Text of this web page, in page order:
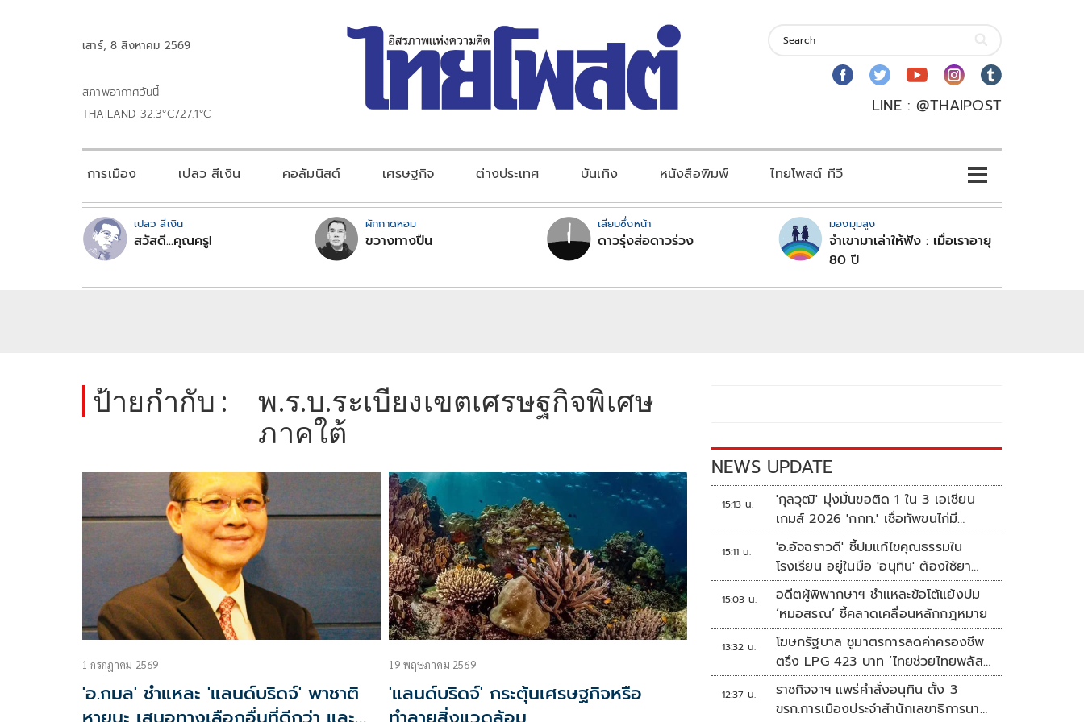
เสาร์, 8 สิงหาคม 2569
สภาพอากาศวันนี้
THAILAND 32.3°C/27.1°C
LINE : @THAIPOST
การเมือง เปลว สีเงิน คอลัมนิสต์ เศรษฐกิจ ต่างประเทศ บันเทิง หนังสือพิมพ์ ไทยโพสต์ ทีวี
เปลว สีเงิน
สวัสดี...คุณครู!
ผักกาดหอม
ขวางทางปืน
เสียบซึ่งหน้า
ดาวรุ่งส่อดาวร่วง
มองมุมสูง
จำเขามาเล่าให้ฟัง : เมื่อเราอายุ
80 ปี
ป้ายกำกับ :
พ.ร.บ.ระเบียงเขตเศรษฐกิจพิเศษ
ภาคใต้
1 กรกฎาคม 2569
'อ.กมล' ชำแหละ 'แลนด์บริดจ์' พาชาติ
19 พฤษภาคม 2569
'แลนด์บริดจ์' กระตุ้นเศรษฐกิจหรือ
NEWS UPDATE
15:13 น.
'กุลวุฒิ' มุ่งมั่นขอติด 1 ใน 3 เอเชียน
เกมส์ 2026 'กกท.' เชื่อทัพขนไก่มี
เหรียญแน่
15:11 น.
'อ.อัจฉราวดี' ชี้ปมแก้ไขคุณธรรมใน
โรงเรียน อยู่ในมือ 'อนุทิน' ต้องใช้ยา
แรงกับ ก.ศึกษา เรื่องปืนแค่ปลายเหตุ
15:03 น.
อดีตผู้พิพากษาฯ ชำแหละข้อโต้แย้งปม
‘หมอสรณ’ ชี้คลาดเคลื่อนหลักกฎหมาย
13:32 น.
โฆษกรัฐบาล ชูมาตรการลดค่าครองชีพ
ตรึง LPG 423 บาท ‘ไทยช่วยไทยพลัส’
ดันเงินหมุนแสนล้าน
12:37 น.
ราชกิจจาฯ แพร่คำสั่งอนุทิน ตั้ง 3
ขรก.การเมืองประจำสำนักเลขาธิการนา